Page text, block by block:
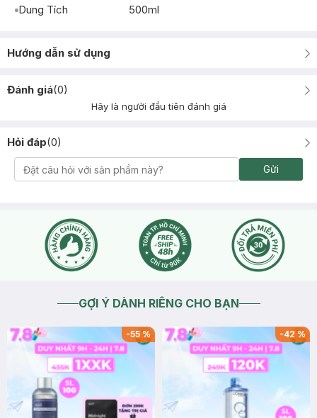
Dung Tích
500ml
Hướng dẫn sử dụng
Đánh giá(0)
Hãy là người đầu tiên đánh giá
Hỏi đáp(0)
Gửi
GỢI Ý DÀNH RIÊNG CHO BẠN
-55% -42%